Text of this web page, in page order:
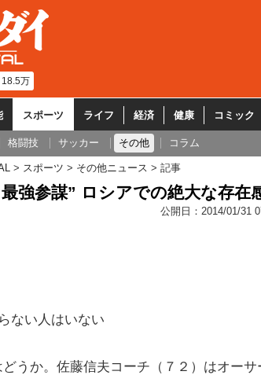
18.5万
スポーツ ライフ 経済 健康 コミック
格闘技 サッカー その他 コラム
スポーツ その他ニュース 記事
強参謀” ロシアでの絶大な存在
公開日： 2014/01/31
ない人はいない
うか。佐藤信夫コーチ（７２）はオーサ